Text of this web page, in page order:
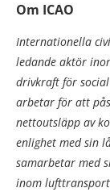
Om ICAO
Internationella
ledande aktör
drivkraft för
arbetar för att
nettoutsläpp av
enlighet med sin
samarbetar med
inom